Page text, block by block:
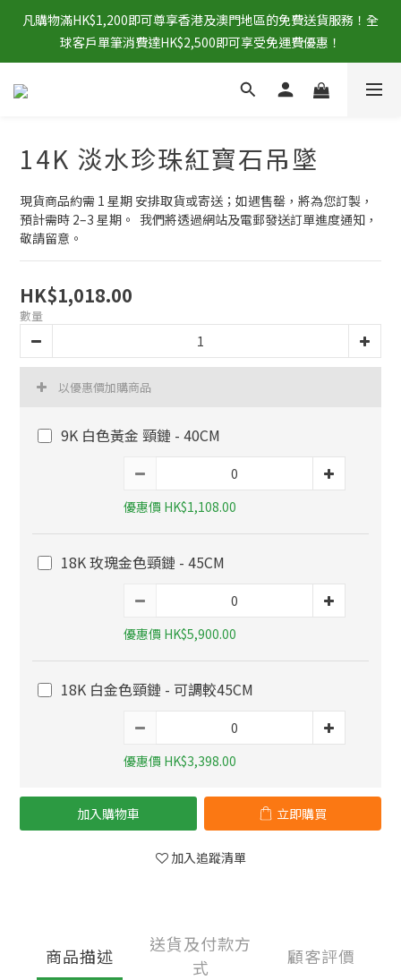
凡購物滿HK$1,200即可尊享香港及澳門地區的免費送貨服務！全
球客戶單筆消費達HK$2,500即可享受免運費優惠！
14K 淡水珍珠紅寶石吊墜
現貨商品約需 1 星期 安排取貨或寄送；如遇售罄，將為您訂製，
預計需時 2–3 星期。  我們將透過網站及電郵發送訂單進度通知，
敬請留意。
HK$1,018.00
數量
以優惠價加購商品
9K 白色黃金 頸鏈 - 40CM
優惠價 HK$1,108.00
18K 玫瑰金色頸鏈 - 45CM
優惠價 HK$5,900.00
18K 白金色頸鏈 - 可調較45CM
優惠價 HK$3,398.00
加入購物車 立即購買
加入追蹤清單
商品描述
送貨及付款方
式
顧客評價